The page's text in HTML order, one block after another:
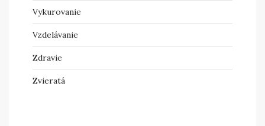
Vykurovanie
Vzdelávanie
Zdravie
Zvieratá